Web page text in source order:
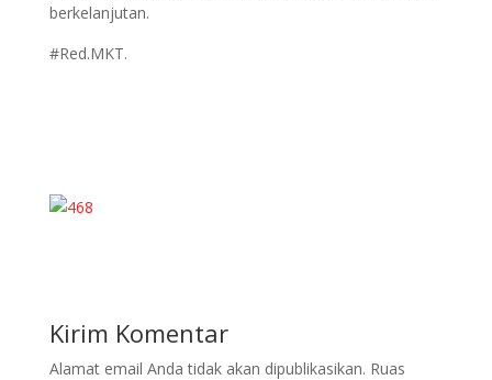
berkelanjutan.
#Red.MKT.
Kirim Komentar
Alamat email Anda tidak akan dipublikasikan. Ruas